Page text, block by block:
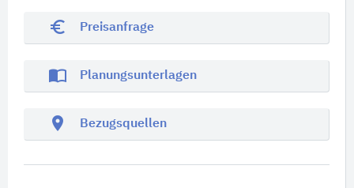
euro_symbol Preisanfrage
import_contacts Planungsunterlagen
location_on Bezugsquellen